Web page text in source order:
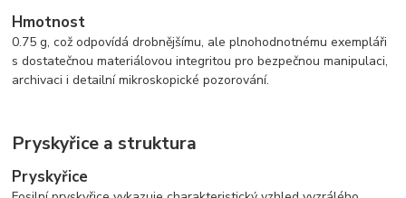
Hmotnost
0.75 g, což odpovídá drobnějšímu, ale plnohodnotnému exempláři
s dostatečnou materiálovou integritou pro bezpečnou manipulaci,
archivaci i detailní mikroskopické pozorování.
Pryskyřice a struktura
Pryskyřice